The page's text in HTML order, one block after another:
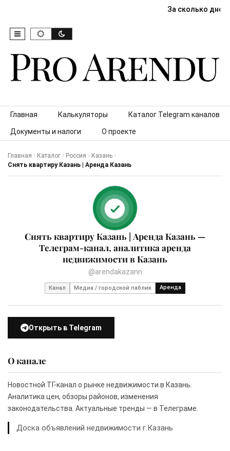
За сколько дней
Skip to content
Главная Калькуляторы Каталог Telegram каналов
Документы и налоги О проекте
Главная Каталог Россия
Казань
Снять квартиру Казань | Аренда Казань
Снять квартиру Казань | Аренда Казань —
Телеграм-канал, аналитика аренда
недвижимости в Казань
@arendakazann
Канал Медиа / городской паблик Аренда
Открыть в Telegram
О канале
Новостной ТГ-канал о рынке недвижимости в Казань.
Аналитика цен, обзоры районов, изменения
законодательства. Актуальные тренды — в Телеграме.
Доска объявлений недвижимости г.Казань